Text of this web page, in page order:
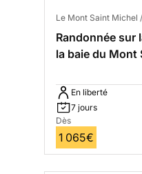
Le Mont Saint Michel
Randonnée sur
la baie du Mont
En liberté
7 jours
Dès
1 065€